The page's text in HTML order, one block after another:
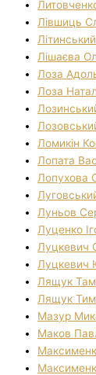
Лівшиць
Лішаєва
Лоза
Лоза
Ломикін
Лопата
Лопухова
Луньов
Луценко
Луцкевич
Луцкевич
Лящук
Лящук
Мазур
Маков